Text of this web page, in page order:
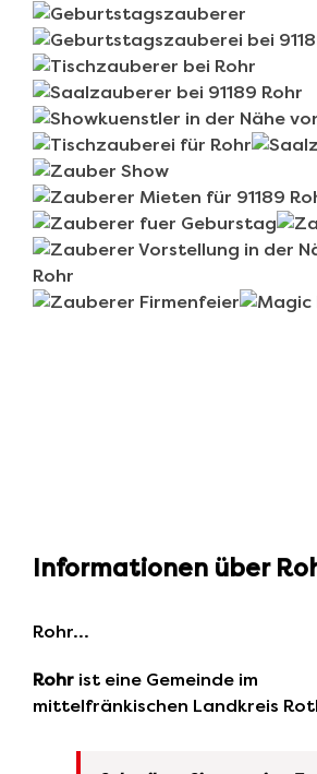
Informationen über
Rohr…
Rohr ist eine Gemeinde im
mittelfränkischen Landkreis